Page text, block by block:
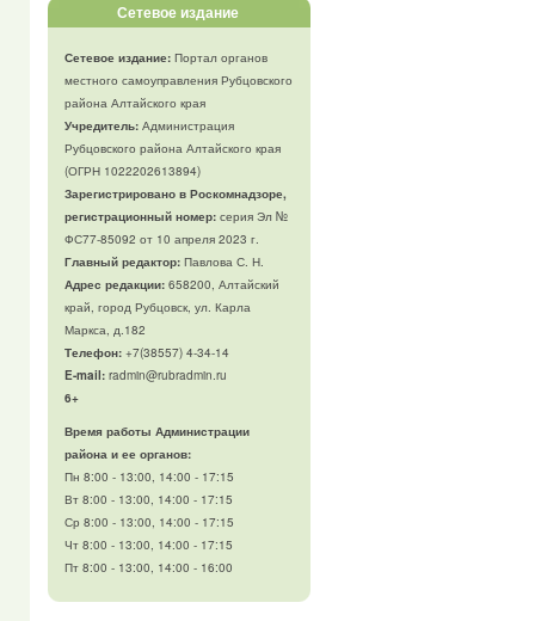
Сетевое издание
Сетевое издание:Портал органов
местного самоуправления Рубцовского
района Алтайского края
Учредитель:Администрация
Рубцовского района Алтайского края
(ОГРН 1022202613894)
Зарегистрировано в Роскомнадзоре,
регистрационный номер:серия Эл №
ФС77-85092 от 10 апреля 2023 г.
Главный редактор:Павлова С. Н.
Адрес редакции:658200, Алтайский
край, город Рубцовск, ул. Карла
Маркса, д.182
Телефон:+7(38557) 4-34-14
E-mail:radmin@rubradmin.ru
6+
Время работы Администрации
района и ее органов:
Пн 8:00 - 13:00, 14:00 - 17:15
Вт 8:00 - 13:00, 14:00 - 17:15
Ср 8:00 - 13:00, 14:00 - 17:15
Чт 8:00 - 13:00, 14:00 - 17:15
Пт 8:00 - 13:00, 14:00 - 16:00